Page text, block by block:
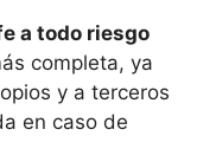
a todo riesgo
completa, ya
y a terceros
en caso de